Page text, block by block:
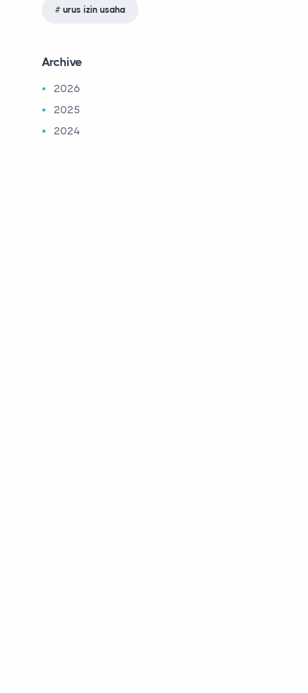
urus izin usaha
Archive
2026
2025
2024